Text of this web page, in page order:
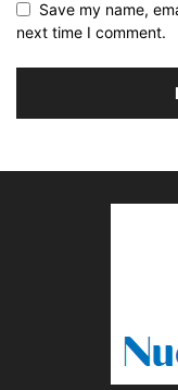
Save my name,
next time I comment.